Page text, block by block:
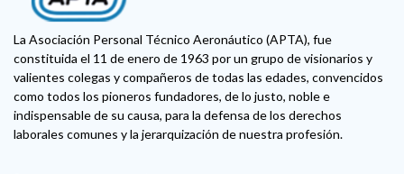
La Asociación Personal Técnico Aeronáutico (APTA), fue
constituida el 11 de enero de 1963 por un grupo de visionarios y
valientes colegas y compañeros de todas las edades, convencidos
como todos los pioneros fundadores, de lo justo, noble e
indispensable de su causa, para la defensa de los derechos
laborales comunes y la jerarquización de nuestra profesión.